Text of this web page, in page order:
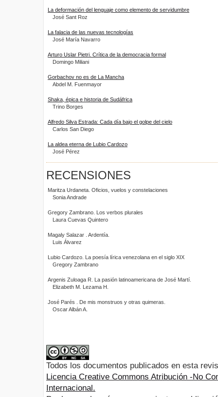
La deformación del lenguaje como elemento de servidumbre
José Sant Roz
La falacia de las nuevas tecnologías
José María Navarro
Arturo Uslar Pietri. Crítica de la democracia formal
Domingo Miliani
Gorbachov no es de La Mancha
Abdel M. Fuenmayor
Shaka, épica e historia de Sudáfrica
Trino Borges
Alfredo Silva Estrada: Cada día bajo el golpe del cielo
Carlos San Diego
La aldea eterna de Lubio Cardozo
José Pérez
RECENSIONES
Maritza Urdaneta. Oficios, vuelos y constelaciones
Sonia Andrade
Gregory Zambrano. Los verbos plurales
Laura Cuevas Quintero
Magaly Salazar . Ardentía.
Luis Álvarez
Lubio Cardozo. La poesía lírica venezolana en el siglo XIX
Gregory Zambrano
Argenis Zuloaga R. La pasión latinoamericana de José Martí.
Elizabeth M. Lezama H.
José Parés . De mis monstruos y otras quimeras.
Oscar Albán A.
Todos los documentos publicados en esta
Licencia Creative Commons Atribución -No
Internacional.